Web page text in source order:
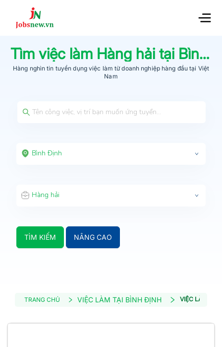
Tìm việc làm Hàng hải tại Bình Định
Hàng nghìn tin tuyển dụng việc làm từdoanh nghiệp hàng đầu tại Việt
Nam
Bình Định
Hàng hải
TÌM KIẾM NÂNG CAO
TRANG CHỦ VIỆC LÀM TẠI BÌNH ĐỊNH VIỆC LÀM